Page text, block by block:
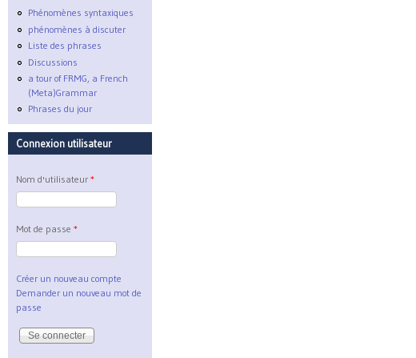
Phénomènes syntaxiques
phénomènes à discuter
Liste des phrases
Discussions
a tour of FRMG, a French
(Meta)Grammar
Phrases du jour
Connexion utilisateur
Nom d'utilisateur *
Mot de passe *
Créer un nouveau compte
Demander un nouveau mot de
passe